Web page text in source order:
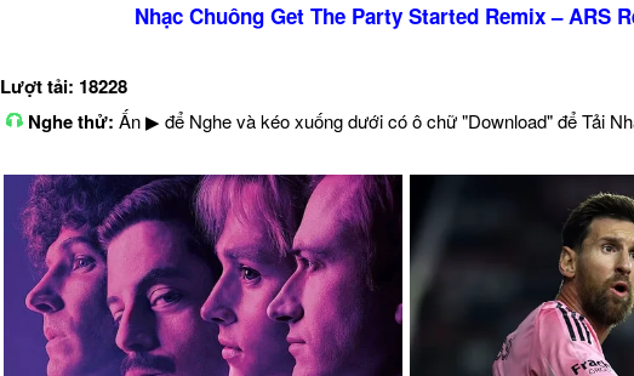
Nhạc Chuông Get The Party Started Remix – ARS
Lượt tải: 18228
Nghe thử: Ấn ▶ để Nghe và kéo xuống dưới có ô chữ "Download" để Tải